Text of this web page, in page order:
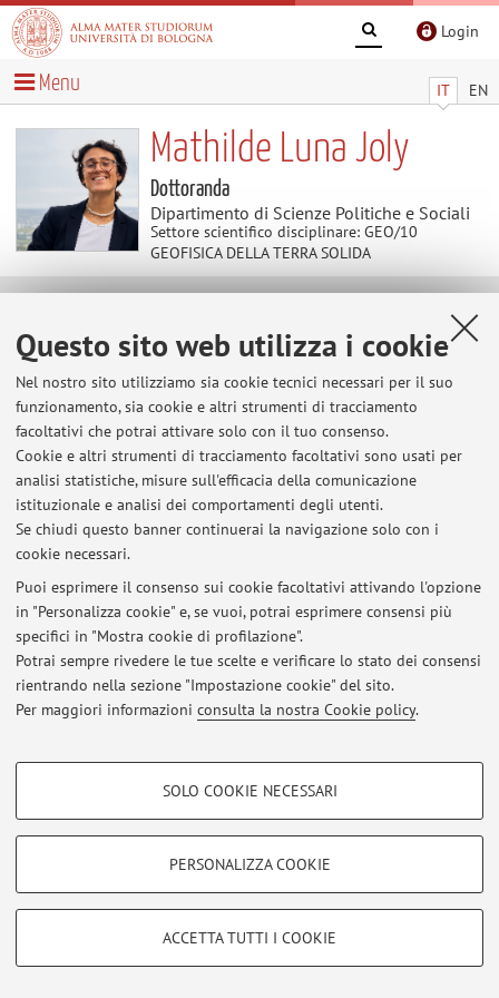
Questo sito web utilizza i cookie
Nel nostro sito utilizziamo sia cookie tecnici necessari per il suo
funzionamento, sia cookie e altri strumenti di tracciamento
facoltativi che potrai attivare solo con il tuo consenso.
Cookie e altri strumenti di tracciamento facoltativi sono usati per
analisi statistiche, misure sull'efficacia della comunicazione
istituzionale e analisi dei comportamenti degli utenti.
Se chiudi questo banner continuerai la navigazione solo con i
cookie necessari.
Puoi esprimere il consenso sui cookie facoltativi attivando l'opzione
in "Personalizza cookie" e, se vuoi, potrai esprimere consensi più
specifici in "Mostra cookie di profilazione".
Potrai sempre rivedere le tue scelte e verificare lo stato dei consensi
rientrando nella sezione "Impostazione cookie" del sito.
Per maggiori informazioni consulta la nostra Cookie policy.
COOKIE DI PROFILAZIONE - FACOLTATIVI
COOKIE TECNICI - NECESSARI
Si tratta di cookie tecnici utilizzati, a titolo esemplificativo, per il corretto
SOLO COOKIE NECESSARI
PERSONALIZZA COOKIE
ACCETTA TUTTI I COOKIE
Login
IT EN
Menu
Mathilde Luna Joly
Dottoranda
Dipartimento di Scienze Politiche e Sociali
Settore scientifico disciplinare: GEO/10
GEOFISICA DELLA TERRA SOLIDA
Contenuti utili
Al momento non sono presenti contenuti.
Ultimi avvisi
Al momento non sono presenti avvisi.
Area riservata
Accedi tramiteloginper gestire tutti i contenuti del sito.
© 2026 - ALMA MATER STUDIORUM - Università di Bologna - Via
Zamboni, 33 - 40126 Bologna - Partita IVA: 01131710376